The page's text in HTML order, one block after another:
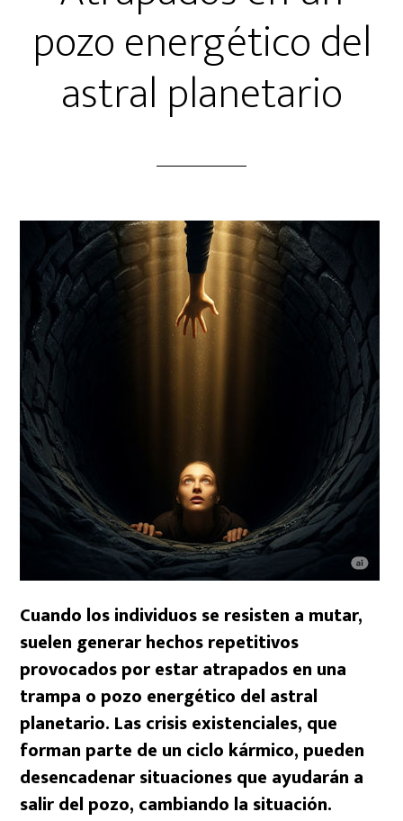
pozo energético del
astral planetario
Cuando los individuos se resisten a mutar,
suelen generar hechos repetitivos
provocados por estar atrapados en una
trampa o pozo energético del astral
planetario. Las crisis existenciales, que
forman parte de un ciclo kármico, pueden
desencadenar situaciones que ayudarán a
salir del pozo, cambiando la situación.